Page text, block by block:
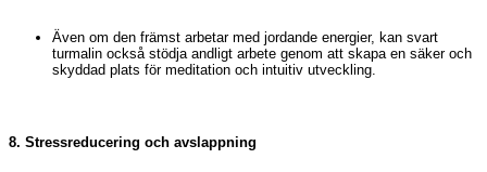
Även om den främst arbetar med jordande energier, kan svart
turmalin också stödja andligt arbete genom att skapa en säker och
skyddad plats för meditation och intuitiv utveckling.
8. Stressreducering och avslappning